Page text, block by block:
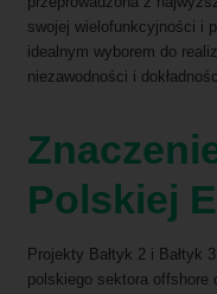
swojej wielofunkcyjności i
idealnym wyborem do
niezawodności i
Polskiej
Projekty Bałtyk 2 i Bałtyk
polskiego sektora offshore